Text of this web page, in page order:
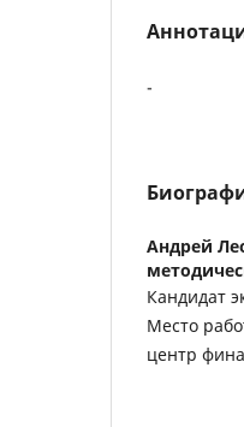
-
Андрей
Кандидат
Место
центр